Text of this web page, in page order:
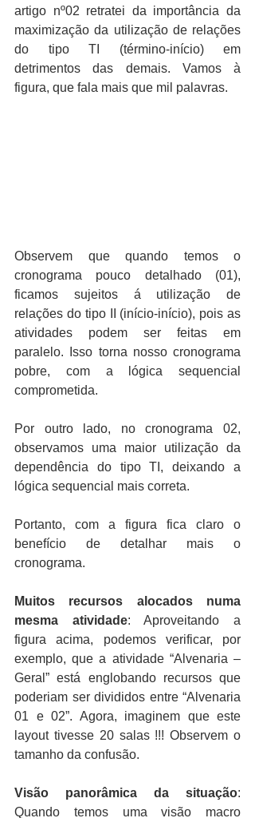
artigo nº02 retratei da importância da
maximização da utilização de relações
do tipo TI (término-início) em
detrimentos das demais. Vamos à
figura, que fala mais que mil palavras.
Observem que quando temos o
cronograma pouco detalhado (01),
ficamos sujeitos á utilização de
relações do tipo II (início-início), pois as
atividades podem ser feitas em
paralelo. Isso torna nosso cronograma
pobre, com a lógica sequencial
comprometida.
Por outro lado, no cronograma 02,
observamos uma maior utilização da
dependência do tipo TI, deixando a
lógica sequencial mais correta.
Portanto, com a figura fica claro o
benefício de detalhar mais o
cronograma.
Muitos recursos alocados numa
mesma atividade: Aproveitando a
figura acima, podemos verificar, por
exemplo, que a atividade “Alvenaria –
Geral” está englobando recursos que
poderiam ser divididos entre “Alvenaria
01 e 02”. Agora, imaginem que este
layout tivesse 20 salas !!! Observem o
tamanho da confusão.
Visão panorâmica da situação:
Quando temos uma visão macro